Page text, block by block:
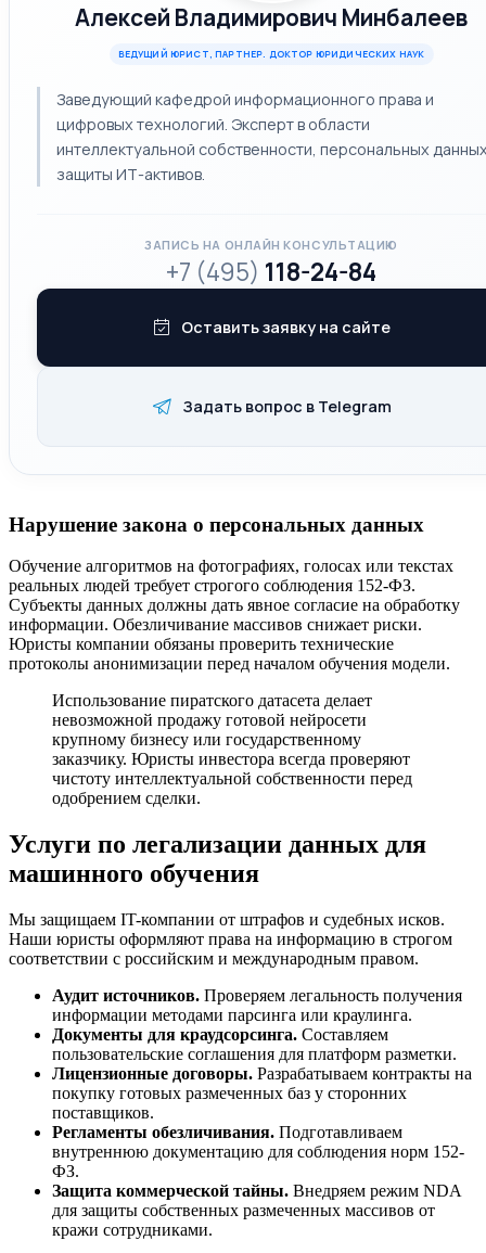
Алексей Владимирович Минбалеев
ВЕДУЩИЙ ЮРИСТ, ПАРТНЕР. ДОКТОР ЮРИДИЧЕСКИХ НАУК
Заведующий кафедрой информационного права и
цифровых технологий. Эксперт в области
интеллектуальной собственности, персональных
защиты ИТ-активов.
ЗАПИСЬ НА ОНЛАЙН КОНСУЛЬТАЦИЮ
+7 (495) 118-24-84
Оставить заявку на сайте
Задать вопрос в Telegram
Нарушение закона о персональных данных
Обучение алгоритмов на фотографиях, голосах или текстах
реальных людей требует строгого соблюдения 152-ФЗ.
Субъекты данных должны дать явное согласие на обработку
информации. Обезличивание массивов снижает риски.
Юристы компании обязаны проверить технические
протоколы анонимизации перед началом обучения модели.
Использование пиратского датасета делает
невозможной продажу готовой нейросети
крупному бизнесу или государственному
заказчику. Юристы инвестора всегда проверяют
чистоту интеллектуальной собственности перед
одобрением сделки.
Услуги по легализации данных для
машинного обучения
Мы защищаем IT-компании от штрафов и судебных исков.
Наши юристы оформляют права на информацию в строгом
соответствии с российским и международным правом.
Аудит источников. Проверяем легальность получения
информации методами парсинга или краулинга.
Документы для краудсорсинга. Составляем
пользовательские соглашения для платформ разметки.
Лицензионные договоры. Разрабатываем контракты на
покупку готовых размеченных баз у сторонних
поставщиков.
Регламенты обезличивания. Подготавливаем
внутреннюю документацию для соблюдения норм 152-
ФЗ.
Защита коммерческой тайны. Внедряем режим NDA
для защиты собственных размеченных массивов от
кражи сотрудниками.